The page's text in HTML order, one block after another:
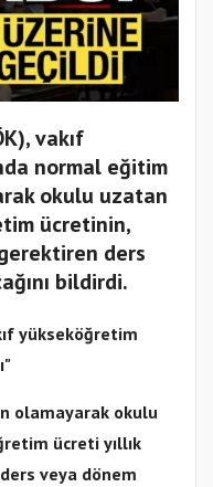
vakıf
normal eğitim
okulu uzatan
ücretinin,
ders
bildirdi.
yükseköğretim
olamayarak okulu
ücreti yıllık
veya dönem